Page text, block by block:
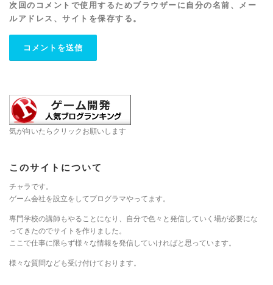
次回のコメントで使用するためブラウザーに自分の名前、メー
ルアドレス、サイトを保存する。
気が向いたらクリックお願いします
このサイトについて
チャラです。
ゲーム会社を設立をしてプログラマやってます。
専門学校の講師もやることになり、自分で色々と発信していく場が必要にな
ってきたのでサイトを作りました。
ここで仕事に限らず様々な情報を発信していければと思っています。
様々な質問なども受け付けております。